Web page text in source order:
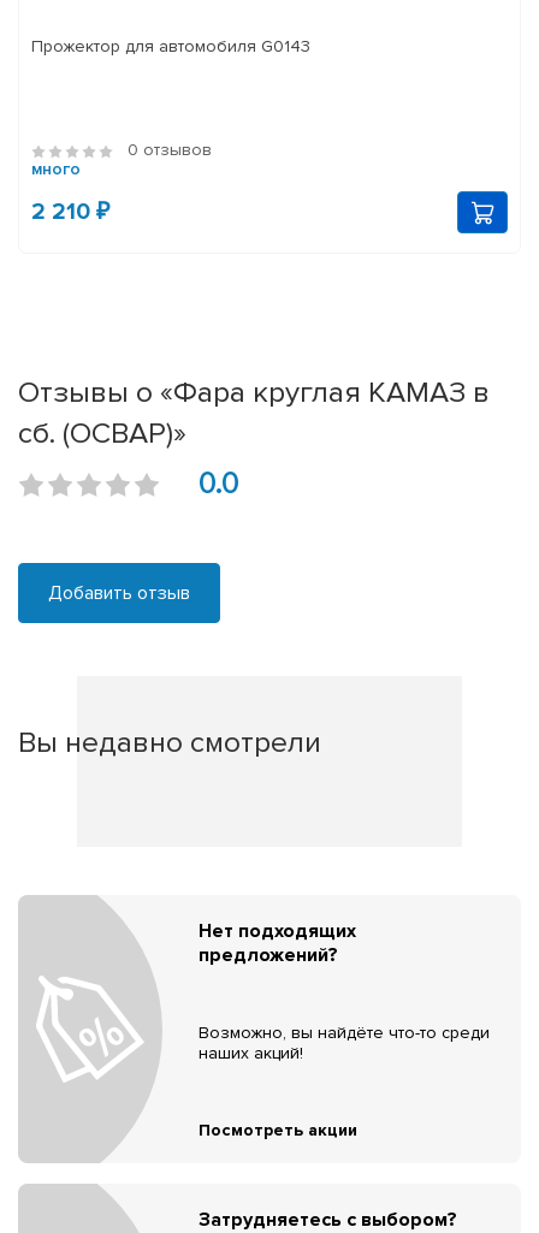
Прожектор для автомобиля G0143
0 отзывов
много
2 210 ₽
Отзывы о «Фара круглая КАМАЗ в
сб. (ОСВАР)»
0.0
Добавить отзыв
Вы недавно смотрели
Нет подходящих
предложений?
Возможно, вы найдёте что-то среди
наших акций!
Посмотреть акции
Затрудняетесь с выбором?